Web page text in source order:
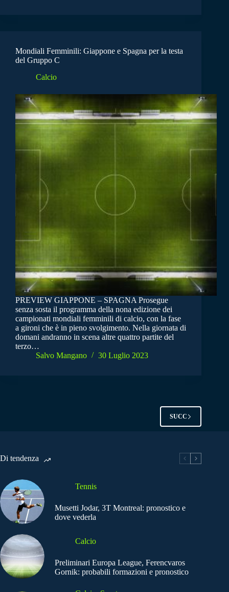
Mondiali Femminili: Giappone e Spagna per la testa
del Gruppo C
Calcio
PREVIEW GIAPPONE – SPAGNA Prosegue
senza sosta il programma della nona edizione dei
campionati mondiali femminili di calcio, con la fase
a gironi che è in pieno svolgimento. Nella giornata di
domani andranno in scena altre quattro partite del
terzo…
Salvo Mangano
30 Luglio 2023
SUCC
Di tendenza
Tennis
Musetti Jodar, 3T Montreal: pronostico e
dove vederla
Calcio
Preliminari Europa League, Ferencvaros
Gornik: probabili formazioni e pronostico